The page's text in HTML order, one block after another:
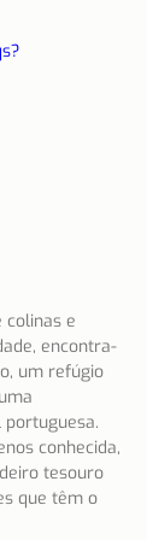
colinas e
encontra-
um refúgio
conhecida,
tesouro
que têm o